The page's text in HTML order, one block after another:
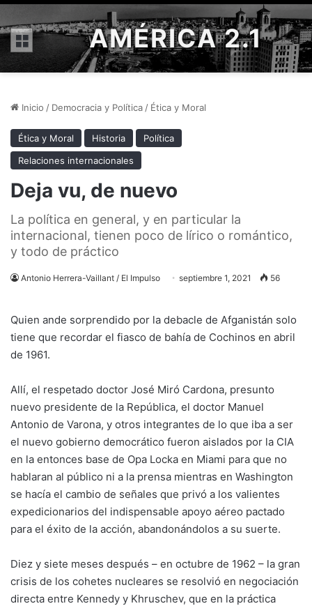
Menú AMÉRICA 2.1
Inicio / Democracia y Política / Ética y Moral
Ética y Moral Historia
Política
Relaciones internacionales
Deja vu, de nuevo
La política en general, y en particular la
internacional, tienen poco de lírico o romántico,
y todo de práctico
Antonio Herrera-Vaillant / El Impulso septiembre 1, 2021 56
Quien ande sorprendido por la debacle de Afganistán solo
tiene que recordar el fiasco de bahía de Cochinos en abril
de 1961.
Allí, el respetado doctor José Miró Cardona, presunto
nuevo presidente de la República, el doctor Manuel
Antonio de Varona, y otros integrantes de lo que iba a ser
el nuevo gobierno democrático fueron aislados por la CIA
en la entonces base de Opa Locka en Miami para que no
hablaran al público ni a la prensa mientras en Washington
se hacía el cambio de señales que privó a los valientes
expedicionarios del indispensable apoyo aéreo pactado
para el éxito de la acción, abandonándolos a su suerte.
Diez y siete meses después – en octubre de 1962 – la gran
crisis de los cohetes nucleares se resolvió en negociación
directa entre Kennedy y Khruschev, que en la práctica